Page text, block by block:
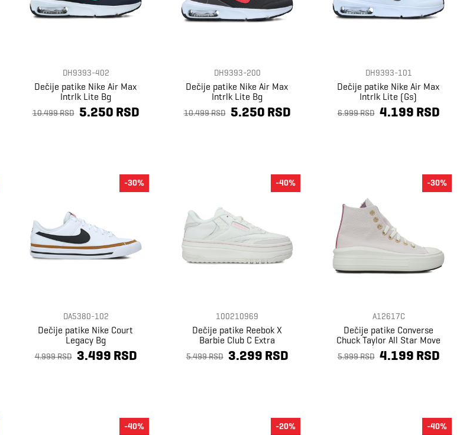
DH9393-402
Dečije patike Nike Air Max
Intrlk Lite Bg
10.499 RSD 5.250 RSD
DH9393-200
Dečije patike Nike Air Max
Intrlk Lite Bg
10.499 RSD 5.250 RSD
DH9393-101
Dečije patike Nike Air Max
Intrlk Lite (Gs)
6.999 RSD 4.199 RSD
DA5380-102
Dečije patike Nike Court
Legacy Bg
4.999 RSD 3.499 RSD
-30%
100210969
Dečije patike Reebok X
Barbie Club C Extra
5.499 RSD 3.299 RSD
-40%
A12617C
Dečije patike Converse
Chuck Taylor All Star Move
Platform Gold Luxe
5.999 RSD 4.199 RSD
-30%
-40% -20% -40%